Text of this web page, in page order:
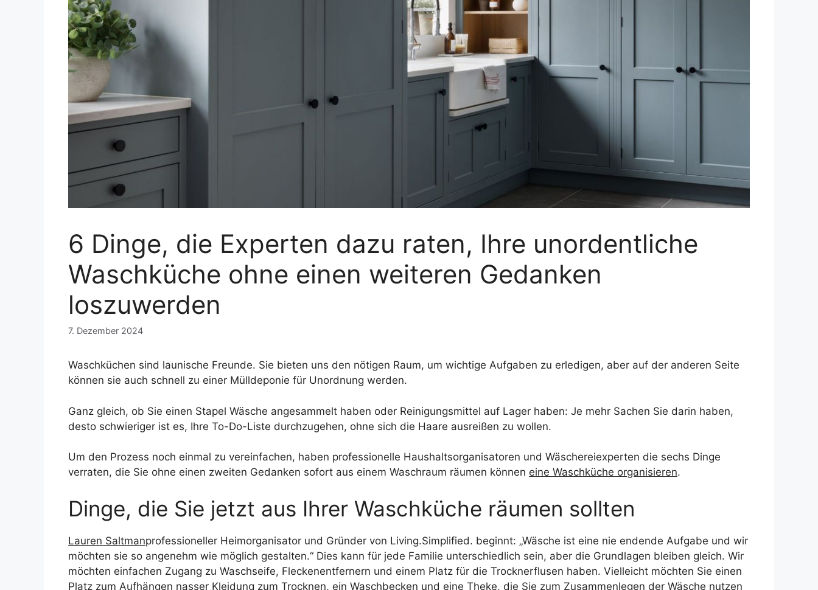
6 Dinge, die Experten dazu raten, Ihre unordentliche
Waschküche ohne einen weiteren Gedanken
loszuwerden
7. Dezember 2024
Waschküchen sind launische Freunde. Sie bieten uns den nötigen Raum, um wichtige Aufgaben zu erledigen, aber auf der anderen Seite
können sie auch schnell zu einer Mülldeponie für Unordnung werden.
Ganz gleich, ob Sie einen Stapel Wäsche angesammelt haben oder Reinigungsmittel auf Lager haben: Je mehr Sachen Sie darin haben,
desto schwieriger ist es, Ihre To-Do-Liste durchzugehen, ohne sich die Haare ausreißen zu wollen.
Um den Prozess noch einmal zu vereinfachen, haben professionelle Haushaltsorganisatoren und Wäschereiexperten die sechs Dinge
verraten, die Sie ohne einen zweiten Gedanken sofort aus einem Waschraum räumen können eine Waschküche organisieren.
Dinge, die Sie jetzt aus Ihrer Waschküche räumen sollten
Lauren Saltmanprofessioneller Heimorganisator und Gründer von Living.Simplified. beginnt: „Wäsche ist eine nie endende Aufgabe und wir
möchten sie so angenehm wie möglich gestalten.“ Dies kann für jede Familie unterschiedlich sein, aber die Grundlagen bleiben gleich. Wir
möchten einfachen Zugang zu Waschseife, Fleckenentfernern und einem Platz für die Trocknerflusen haben. Vielleicht möchten Sie einen
Platz zum Aufhängen nasser Kleidung zum Trocknen, ein Waschbecken und eine Theke, die Sie zum Zusammenlegen der Wäsche nutzen